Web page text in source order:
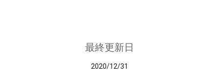
最終更新日
2020/12/31